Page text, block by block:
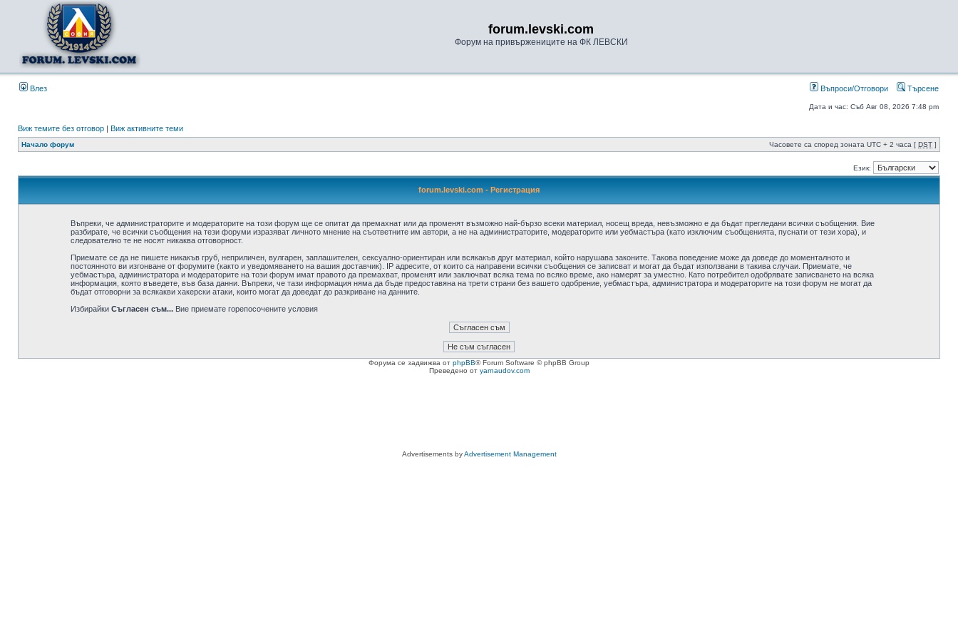
forum.levski.com
Форум на привържениците на ФК ЛЕВСКИ
Влез Въпроси/Отговори Търсене
Дата и час: Съб Авг 08, 2026 7:48 pm
Виж темите без отговор | Виж активните теми
Начало форум Часовете са според зоната UTC + 2 часа [ DST ]
Език:
forum.levski.com - Регистрация
Въпреки, че администраторите и модераторите на този форум ще се опитат да премахнат или да променят възможно най-бързо всеки материал, носещ вреда, невъзможно е да бъдат прегледани всички съобщения. Вие
разбирате, че всички съобщения на тези форуми изразяват личното мнение на съответните им автори, а не на администраторите, модераторите или уебмастъра (като изключим съобщенията, пуснати от тези хора), и
следователно те не носят никаква отговорност.
Приемате се да не пишете никакъв груб, неприличен, вулгарен, заплашителен, сексуално-ориентиран или всякакъв друг материал, който нарушава законите. Такова поведение може да доведе до моменталното и
постоянното ви изгонване от форумите (както и уведомяването на вашия доставчик). IP адресите, от които са направени всички съобщения се записват и могат да бъдат използвани в такива случаи. Приемате, че
уебмастъра, администратора и модераторите на този форум имат правото да премахват, променят или заключват всяка тема по всяко време, ако намерят за уместно. Като потребител одобрявате записването на всяка
информация, която въведете, във база данни. Въпреки, че тази информация няма да бъде предоставяна на трети страни без вашето одобрение, уебмастъра, администратора и модераторите на този форум не могат да
бъдат отговорни за всякакви хакерски атаки, които могат да доведат до разкриване на данните.
Избирайки Съгласен съм...Вие приемате горепосочените условия
Форума се задвижва от phpBB® Forum Software © phpBB Group
Преведено от yarnaudov.com
Advertisements byAdvertisement Management